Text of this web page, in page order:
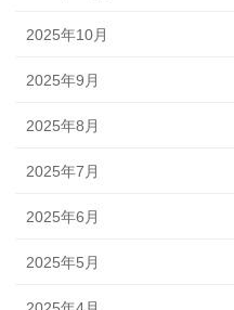
2025年10月
2025年9月
2025年8月
2025年7月
2025年6月
2025年5月